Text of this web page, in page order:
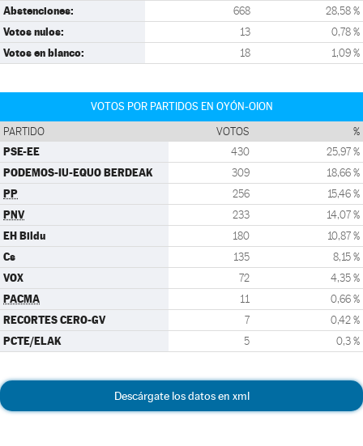
Abstenciones: 668 28,58 %
Votos nulos: 13 0,78 %
Votos en blanco: 18 1,09 %
VOTOS POR PARTIDOS EN OYÓN-OION
PARTIDO VOTOS %
PSE-EE 430 25,97 %
PODEMOS-IU-EQUO BERDEAK 309 18,66 %
PP 256 15,46 %
PNV 233 14,07 %
EH Bildu 180 10,87 %
Cs 135 8,15 %
VOX 72 4,35 %
PACMA 11 0,66 %
RECORTES CERO-GV 7 0,42 %
PCTE/ELAK 5 0,3 %
Descárgate los datos en xml